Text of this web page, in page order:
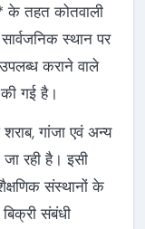
के तहत कोतवाली
स्थान पर
कराने वाले
गई है।
गांजा एवं अन्य
जा रही है। इसी
संस्थानों के
संबंधी